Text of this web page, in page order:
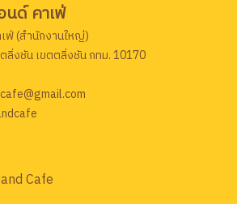
นด์ คาเฟ่
ฟ่ (สำนักงานใหญ่)
งชัน เขตตลิ่งชัน กทม. 10170
Cafe